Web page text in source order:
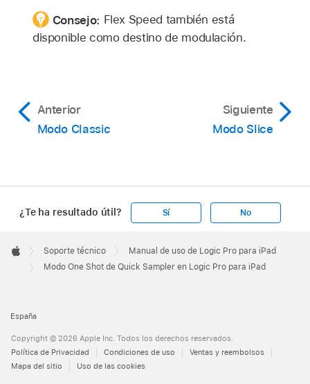
Consejo: Flex Speed también está
disponible como destino de modulación.
Anterior
Modo Classic
Siguiente
Modo Slice
¿Te ha resultado útil? Sí No
Footer

Apple
Soporte técnico
Manual de uso de Logic Pro para iPad
Modo One Shot de Quick Sampler en Logic Pro para iPad
España
Copyright © 2026 Apple Inc. Todos los derechos reservados.
Política de Privacidad
Condiciones de uso
Ventas y reembolsos
Mapa del sitio
Uso de las cookies